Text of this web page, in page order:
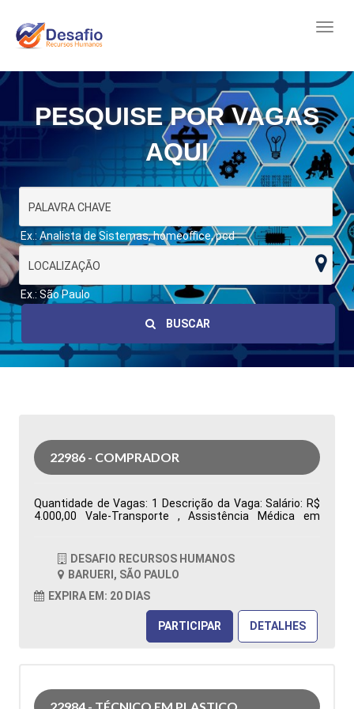
PESQUISE POR VAGAS
AQUI
Ex.: Analista de Sistemas, homeoffice, pcd
Ex.: São Paulo
BUSCAR
22986 - COMPRADOR
Quantidade de Vagas: 1 Descrição da Vaga: Salário: R$
4.000,00 Vale-Transporte , Assistência Médica em
feira, das 07h00 às 16h48. Ensino Superior completo ou
cursando Administração ou áreas correlatas
Conhecimento no sistema Totvs/Datasul Tipo de
contratação: CLT Cidade: Barueri, SP, Brasil Área de
Atuação: Compras Período: Formação Acadêmica:
Características Comportamentais:
DESAFIO RECURSOS HUMANOS
BARUERI, SÃO PAULO
EXPIRA EM: 20 DIAS
PARTICIPAR DETALHES